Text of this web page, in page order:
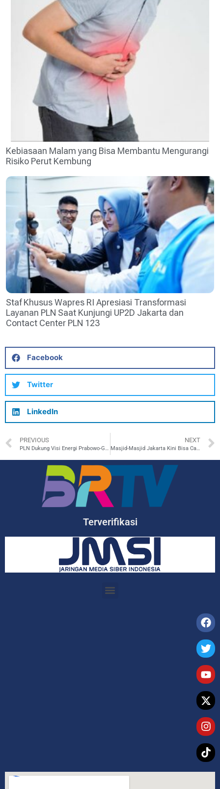
Kebiasaan Malam yang Bisa Membantu Mengurangi
Risiko Perut Kembung
Staf Khusus Wapres RI Apresiasi Transformasi
Layanan PLN Saat Kunjungi UP2D Jakarta dan
Contact Center PLN 123
Facebook
Twitter
LinkedIn
PREVIOUS
PLN Dukung Visi Energi Prabowo-Gibran Lewat RUPTL Terbaru
NEXT
Masjid-Masjid Jakarta Kini Bisa Cas Mobil Listrik, Begini Kata Tokoh Ulama!
Terverifikasi